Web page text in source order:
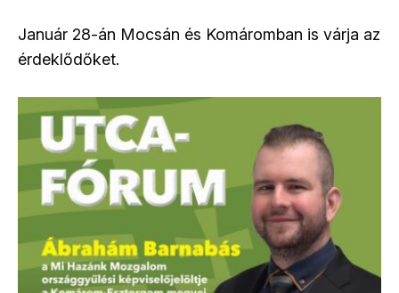
Január 28-án Mocsán és Komáromban is várja az
érdeklődőket.